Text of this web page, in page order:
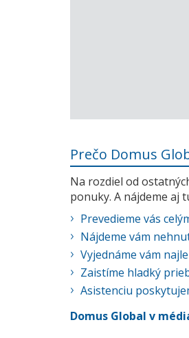
Prečo Domus
Na rozdiel od
ponuky. A nájdeme aj
Prevedieme vás
Nájdeme vám
Vyjednáme vám
Zaistíme hladký
Asistenciu
Domus Global v